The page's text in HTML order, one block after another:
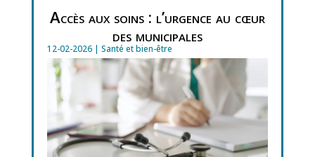
Accès aux soins : l’urgence au cœur
des municipales
12-02-2026| Santé et bien-être